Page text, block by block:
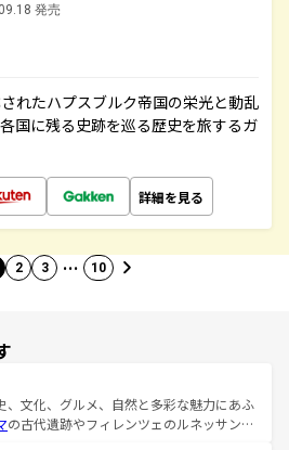
発売
れたハプスブルク帝国の栄光と動乱
国に残る史跡を巡る歴史を旅するガ
詳細を見る
2 3 … 10
、文化、グルメ、自然と多彩な魅力にあふ
の古代遺跡やフィレンツェのルネッサンス